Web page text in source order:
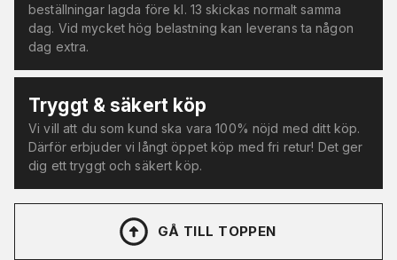
beställningar lagda före kl. 13 skickas normalt samma
dag. Vid mycket hög belastning kan leverans ta någon
dag extra.
Tryggt & säkert köp
Vi vill att du som kund ska vara 100% nöjd med ditt köp.
Därför erbjuder vi långt öppet köp med fri retur! Det ger
dig ett tryggt och säkert köp.
GÅ TILL TOPPEN